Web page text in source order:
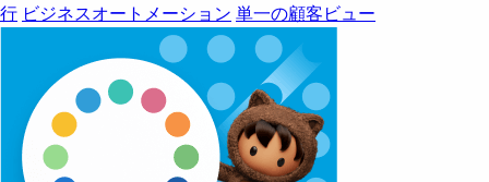
行 ビジネスオートメーション 単一の顧客ビュー